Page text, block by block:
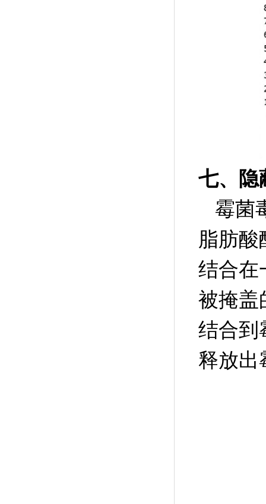
七、隐
霉菌
脂肪酸
结合在
被掩盖
结合到
释放出